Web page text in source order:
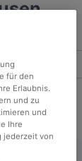
für den
Erlaubnis.
und zu
und
Ihre
jederzeit von